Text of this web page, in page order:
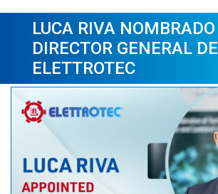
LUCA RIVA NOMBRADO
DIRECTOR GENERAL DE
ELETTROTEC